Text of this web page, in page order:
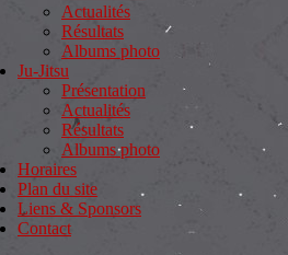
Actualités
Résultats
Albums photo
Ju-Jitsu
Présentation
Actualités
Résultats
Albums photo
Horaires
Plan du site
Liens & Sponsors
Contact